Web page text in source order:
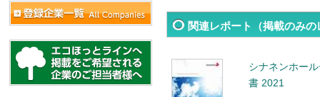
関連レポート（掲載のみ
シナネンホー
書 2021